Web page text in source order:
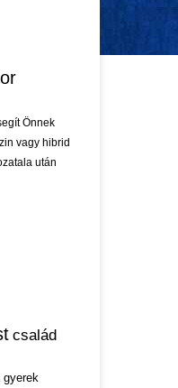
Önnek
vagy hibrid
után
család
gyerek